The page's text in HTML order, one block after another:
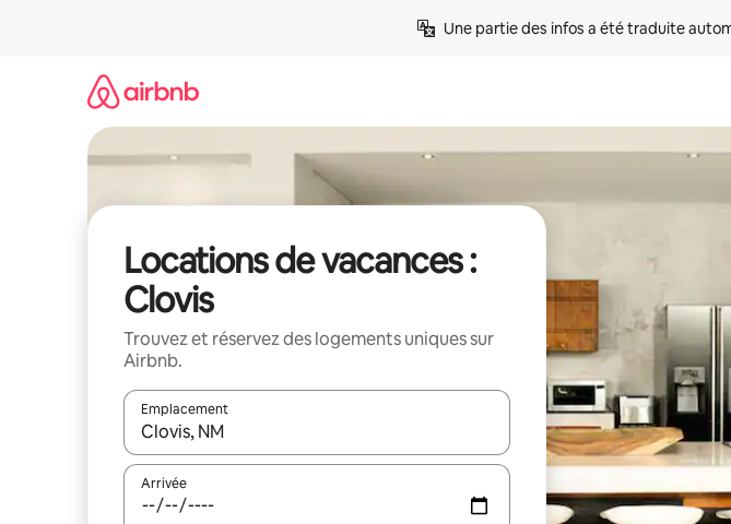
Une partie des infos a été traduite
Locations de vacances :
Clovis
Trouvez et réservez des logements uniques sur
Airbnb.
Emplacement
Quand les résultats sont affichés, parcourez-les en utilisant les flèches vers le haut
Arrivée